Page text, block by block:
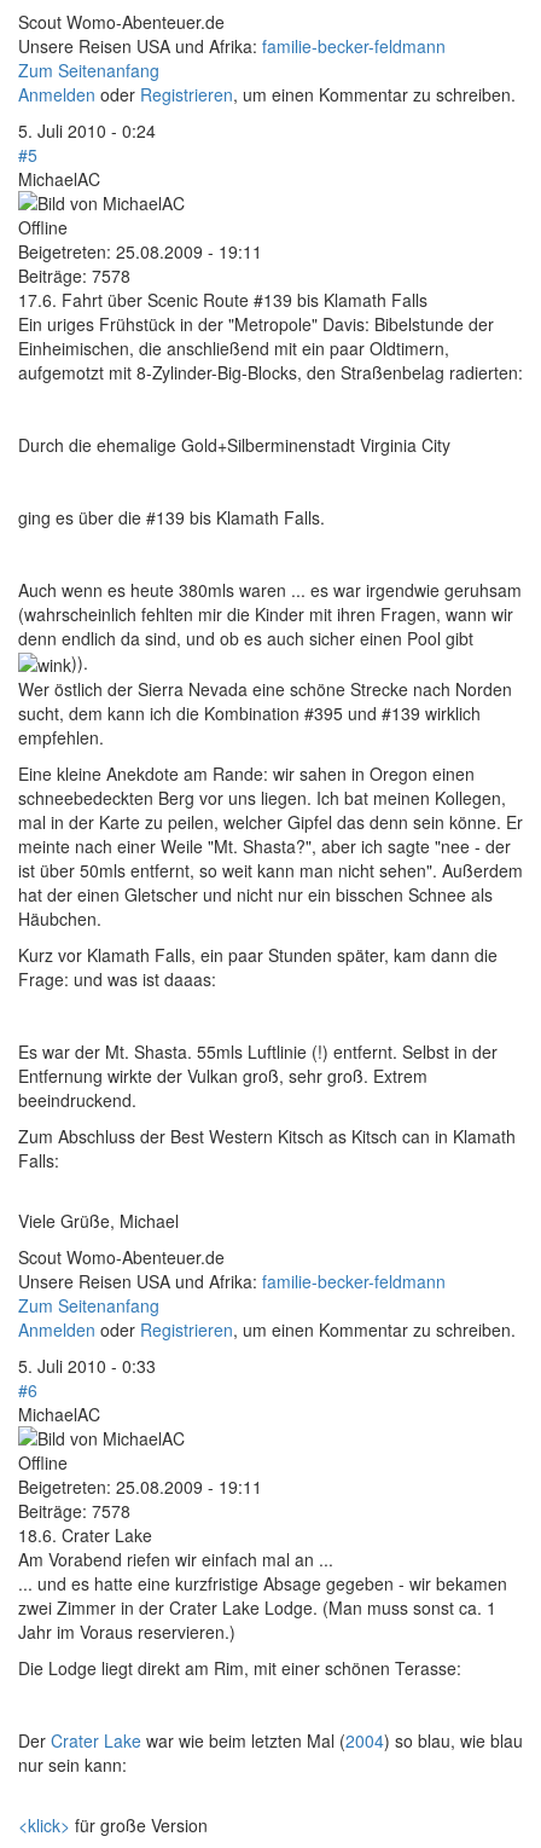
Scout Womo-Abenteuer.de
Unsere Reisen USA und Afrika: familie-becker-feldmann
Zum Seitenanfang
Anmelden oder Registrieren, um einen Kommentar zu schreiben.
5. Juli 2010 - 0:24
#5
MichaelAC
Offline
Beigetreten: 25.08.2009 - 19:11
Beiträge: 7578
17.6. Fahrt über Scenic Route #139 bis Klamath Falls
Ein uriges Frühstück in der "Metropole" Davis: Bibelstunde der
Einheimischen, die anschließend mit ein paar Oldtimern,
aufgemotzt mit 8-Zylinder-Big-Blocks, den Straßenbelag radierten:
Durch die ehemalige Gold+Silberminenstadt Virginia City
ging es über die #139 bis Klamath Falls.
Auch wenn es heute 380mls waren ... es war irgendwie geruhsam
(wahrscheinlich fehlten mir die Kinder mit ihren Fragen, wann wir
denn endlich da sind, und ob es auch sicher einen Pool gibt
)).
Wer östlich der Sierra Nevada eine schöne Strecke nach Norden
sucht, dem kann ich die Kombination #395 und #139 wirklich
empfehlen.
Eine kleine Anekdote am Rande: wir sahen in Oregon einen
schneebedeckten Berg vor uns liegen. Ich bat meinen Kollegen,
mal in der Karte zu peilen, welcher Gipfel das denn sein könne. Er
meinte nach einer Weile "Mt. Shasta?", aber ich sagte "nee - der
ist über 50mls entfernt, so weit kann man nicht sehen". Außerdem
hat der einen Gletscher und nicht nur ein bisschen Schnee als
Häubchen.
Kurz vor Klamath Falls, ein paar Stunden später, kam dann die
Frage: und was ist daaas:
Es war der Mt. Shasta. 55mls Luftlinie (!) entfernt. Selbst in der
Entfernung wirkte der Vulkan groß, sehr groß. Extrem
beeindruckend.
Zum Abschluss der Best Western Kitsch as Kitsch can in Klamath
Falls:
Viele Grüße, Michael
Scout Womo-Abenteuer.de
Unsere Reisen USA und Afrika: familie-becker-feldmann
Zum Seitenanfang
Anmelden oder Registrieren, um einen Kommentar zu schreiben.
5. Juli 2010 - 0:33
#6
MichaelAC
Offline
Beigetreten: 25.08.2009 - 19:11
Beiträge: 7578
18.6. Crater Lake
Am Vorabend riefen wir einfach mal an ...
... und es hatte eine kurzfristige Absage gegeben - wir bekamen
zwei Zimmer in der Crater Lake Lodge. (Man muss sonst ca. 1
Jahr im Voraus reservieren.)
Die Lodge liegt direkt am Rim, mit einer schönen Terasse:
Der Crater Lake war wie beim letzten Mal (2004) so blau, wie blau
nur sein kann:
<klick> für große Version